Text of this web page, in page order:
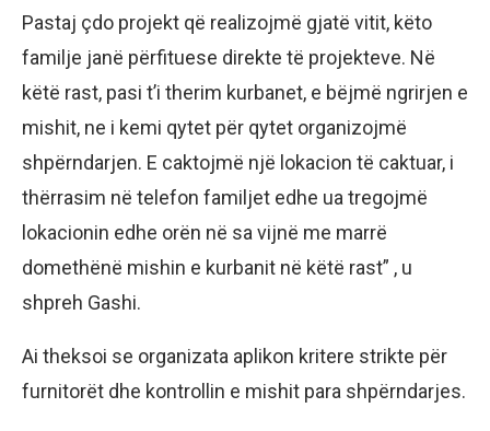
Pastaj çdo projekt që realizojmë gjatë vitit, këto
familje janë përfituese direkte të projekteve. Në
këtë rast, pasi t’i therim kurbanet, e bëjmë ngrirjen e
mishit, ne i kemi qytet për qytet organizojmë
shpërndarjen. E caktojmë një lokacion të caktuar, i
thërrasim në telefon familjet edhe ua tregojmë
lokacionin edhe orën në sa vijnë me marrë
domethënë mishin e kurbanit në këtë rast” , u
shpreh Gashi.
Ai theksoi se organizata aplikon kritere strikte për
furnitorët dhe kontrollin e mishit para shpërndarjes.